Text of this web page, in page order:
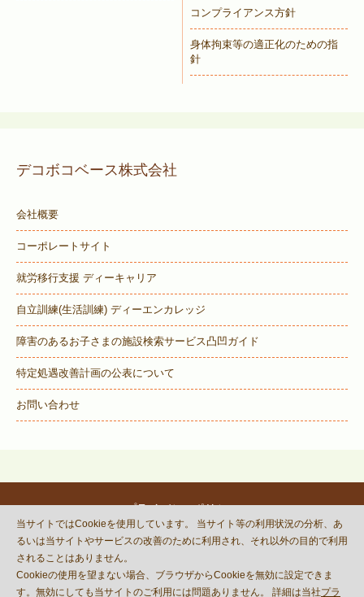
コンプライアンス方針
身体拘束等の適正化のための指
針
デコボコベース株式会社
会社概要
コーポレートサイト
就労移行支援 ディーキャリア
自立訓練(生活訓練) ディーエンカレッジ
障害のあるお子さまの施設検索サービス凸凹ガイド
特定処遇改善計画の公表について
お問い合わせ
プライバシーポリシー
© DECOBOCO BASE Co.,Ltd.
and Terms of Serviceapply.
当サイトではCookieを使用しています。 当サイト等の利用状況の分析、あ
るいは当サイトやサービスの改善のために利用され、それ以外の目的で利用
されることはありません。
Cookieの使用を望まない場合、ブラウザからCookieを無効に設定できま
す。無効にしても当サイトのご利用には問題ありません。 詳細は当社プラ